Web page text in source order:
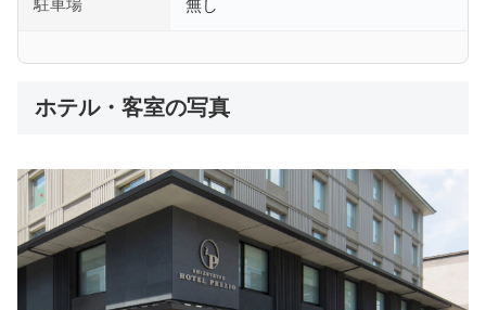
駐車場 無し
ホテル・客室の写真